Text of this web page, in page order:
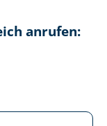
anrufen: